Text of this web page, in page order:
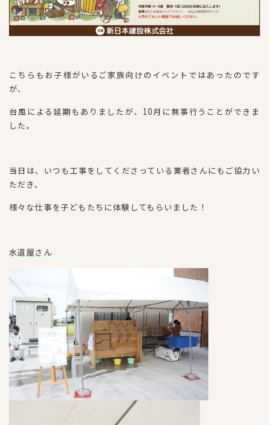
こちらもお子様がいるご家族向けのイベントではあったのです
が、
台風による延期もありましたが、10月に無事行うことができま
した。
当日は、いつも工事をしてくださっている業者さんにもご協力い
ただき、
様々な仕事を子どもたちに体験してもらいました！
水道屋さん